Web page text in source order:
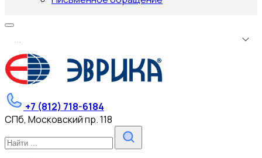
...
+7 (812) 718-6184
СПб, Московский пр. 118